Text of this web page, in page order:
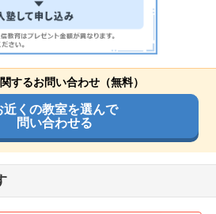
するお問い合わせ（無料）
近くの教室を選んで
問い合わせる